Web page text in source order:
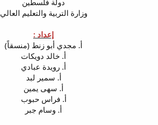
وزارة التربية والتعليم العالي
إعداد :
أ. مجدي أبو زنط (منسقاً)
أ. خالد دويكات
أ. رويدة عبادي
أ. سمير لبد
أ. سهى يمين
أ. فراس حبوب
أ. وسام جبر